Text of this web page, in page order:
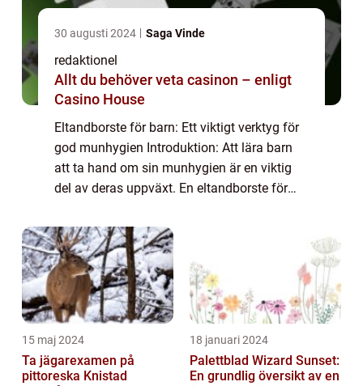
30 augusti 2024 Saga Vinde
redaktionel
Allt du behöver veta casinon – enligt
Casino House
Eltandborste för barn: Ett viktigt verktyg för
god munhygien Introduktion: Att lära barn
att ta hand om sin munhygien är en viktig
del av deras uppväxt. En eltandborste för
göra tandborstningen roligare oc...
15 maj 2024
Ta jägarexamen på
pittoreska Knistad
18 januari 2024
Palettblad Wizard Sunset:
En grundlig översikt av en